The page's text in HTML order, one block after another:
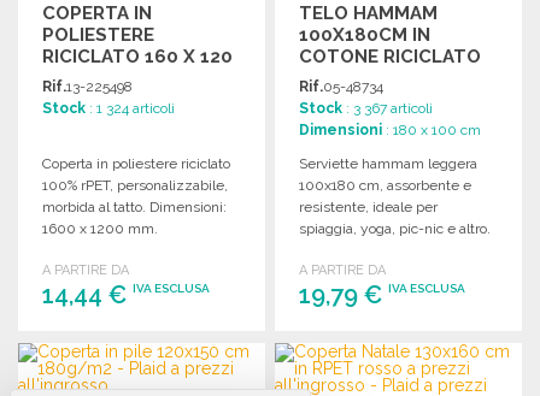
COPERTA IN
POLIESTERE
RICICLATO 160 X 120
CM
Rif.13-225498
Stock : 1 324 articoli
Coperta in poliestere riciclato
100% rPET, personalizzabile,
morbida al tatto. Dimensioni:
1600 x 1200 mm.
A PARTIRE DA
14,44 € IVA ESCLUSA
ORDINARE
Richiedi un preventivo
TELO HAMMAM
100X180CM IN
COTONE RICICLATO
A PREZZI
ALL'INGROSSO
Rif.05-48734
Stock : 3 367 articoli
Dimensioni : 180 x 100 cm
Serviette hammam leggera
100x180 cm, assorbente e
resistente, ideale per
spiaggia, yoga, pic-nic e altro.
A PARTIRE DA
19,79 €IVA ESCLUSA
ORDINARE
Richiedi un preventivo